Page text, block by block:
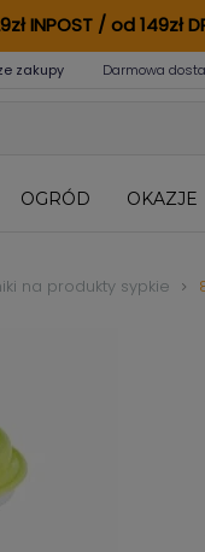
INPOST / od 149zł
zakupy Darmowa
OGRÓD OKAZJE
na produkty sypkie